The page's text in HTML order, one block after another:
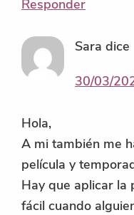
Responder
Sara dice
30/03/
Hola,
A mi también me
película y
Hay que aplicar la
fácil cuando